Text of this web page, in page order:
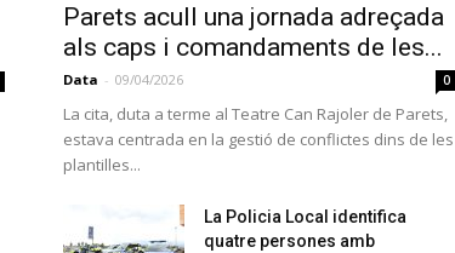
Parets acull una jornada adreçada
als caps i comandaments de les...
Data - 09/04/2026 0
La cita, duta a terme al Teatre Can Rajoler de Parets,
estava centrada en la gestió de conflictes dins de les
plantilles...
La Policia Local identifica
quatre persones amb